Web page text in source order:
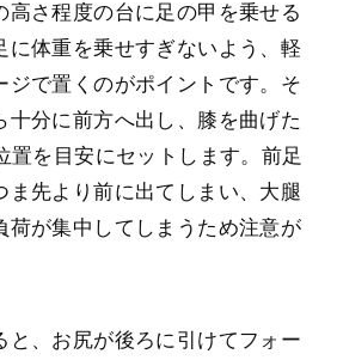
高さ程度の台に足の甲を乗せる
に体重を乗せすぎないよう、軽
ジで置くのがポイントです。そ
十分に前方へ出し、膝を曲げた
置を目安にセットします。前足
ま先より前に出てしまい、大腿
荷が集中してしまうため注意が
と、お尻が後ろに引けてフォー